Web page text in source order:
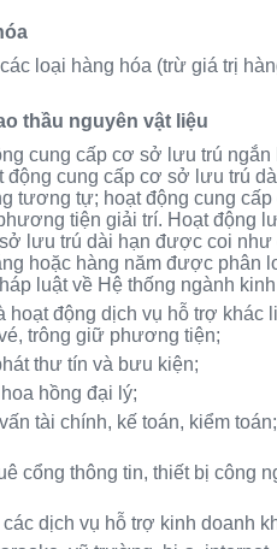
loại hàng hóa (trừ giá trị
thầu nguyên vật liệu
cung cấp cơ sở lưu trú ngắn
động cung cấp cơ sở lưu trú
tương tự; hoạt động cung
tiện giải trí. Hoạt động
lưu trú dài hạn được coi
hoặc hàng năm được phân
luật về Hệ thống ngành
hoạt động dịch vụ hỗ trợ khác
trông giữ phương tiện;
thư tín và bưu kiện;
hồng đại lý;
tài chính, kế toán, kiểm
cổng thông tin, thiết bị công
dịch vụ hỗ trợ kinh doanh